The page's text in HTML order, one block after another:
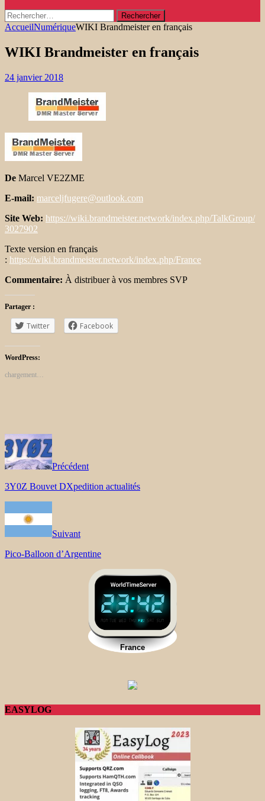
Rechercher :
AccueilNumériqueWIKI Brandmeister en français
WIKI Brandmeister en français
24 janvier 2018
De Marcel VE2ZME
E-mail: marceljfugere@outlook.com
Site Web: https://wiki.brandmeister.network/index.php/TalkGroup/
3027902
Texte version en français
: https://wiki.brandmeister.network/index.php/France
Commentaire: À distribuer à vos membres SVP
Partager :
Twitter Facebook
WordPress:
chargement…
Précédent
3Y0Z Bouvet DXpedition actualités
Suivant
Pico-Balloon d’Argentine
EASYLOG